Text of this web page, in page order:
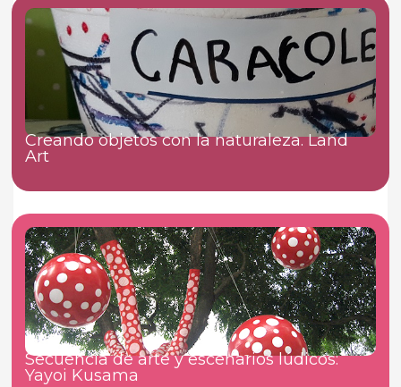
Creando objetos con la naturaleza. Land
Art
Secuencia de arte y escenarios lúdicos:
Yayoi Kusama